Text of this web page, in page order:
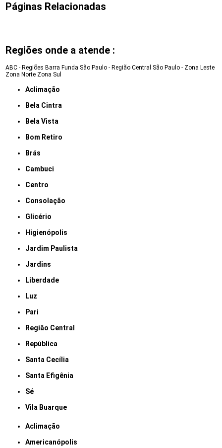
Páginas Relacionadas
Regiões onde a atende :
ABC - Regiões Barra Funda São Paulo - Região Central São Paulo - Zona Leste
Zona Norte Zona Sul
Aclimação
Bela Cintra
Bela Vista
Bom Retiro
Brás
Cambuci
Centro
Consolação
Glicério
Higienópolis
Jardim Paulista
Jardins
Liberdade
Luz
Pari
Região Central
República
Santa Cecília
Santa Efigênia
Sé
Vila Buarque
Aclimação
Americanópolis